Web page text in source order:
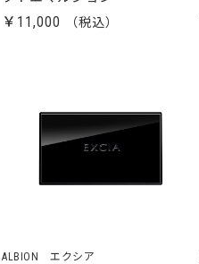
￥11,000
ALBION エクシア